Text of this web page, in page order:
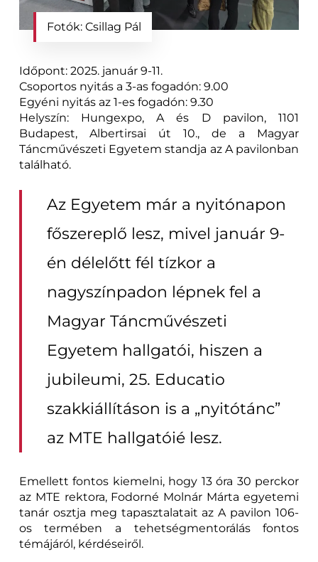
Fotók: Csillag Pál
Időpont: 2025. január 9-11.
Csoportos nyitás a 3-as fogadón: 9.00
Egyéni nyitás az 1-es fogadón: 9.30
Helyszín: Hungexpo, A és D pavilon, 1101
Budapest, Albertirsai út 10., de a Magyar
Táncművészeti Egyetem standja az A pavilonban
található.
Az Egyetem már a nyitónapon
főszereplő lesz, mivel január 9-
én délelőtt fél tízkor a
nagyszínpadon lépnek fel a
Magyar Táncművészeti
Egyetem hallgatói, hiszen a
jubileumi, 25. Educatio
szakkiállításon is a „nyitótánc”
az MTE hallgatóié lesz.
Emellett fontos kiemelni, hogy 13 óra 30 perckor
az MTE rektora, Fodorné Molnár Márta egyetemi
tanár osztja meg tapasztalatait az A pavilon 106-
os termében a tehetségmentorálás fontos
témájáról, kérdéseiről.